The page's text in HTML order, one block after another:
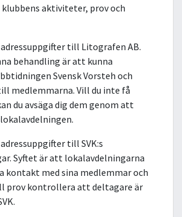
aktiviteter, prov och
till Litografen AB.
behandling är att kunna
Svensk Vorsteh och
medlemmarna. Vill du inte få
du avsäga dig dem genom att
till SVK:s
Syftet är att lokalavdelningarna
kontakt med sina medlemmar och
prov kontrollera att deltagare är